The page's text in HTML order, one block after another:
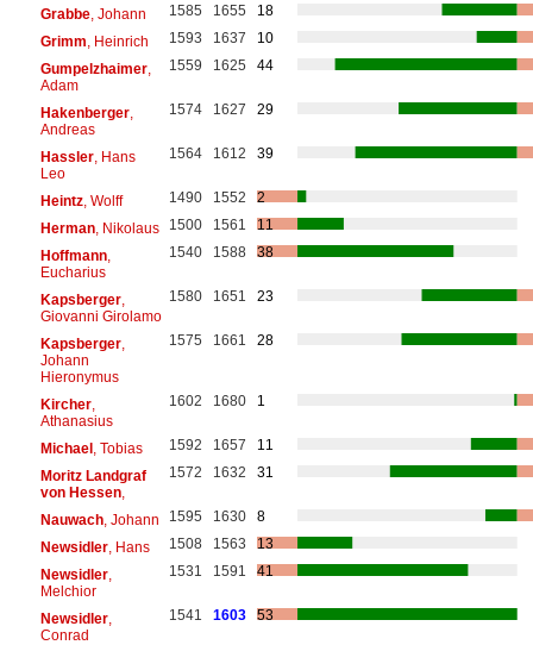
Grabbe, Johann 1585 1655
18
Grimm , Heinrich 1593 1637
10
Gumpelzhaimer,
Adam
1559 1625 44
Hakenberger,
Andreas
1574 1627 29
Hassler, Hans
Leo
1564 1612 39
Heintz, Wolff 1490 1552
2
Herman, Nikolaus 1500 1561
11
Hoffmann,
Eucharius
1540 1588 38
Kapsberger,
Giovanni Girolamo
1580 1651 23
Kapsberger,
Johann
Hieronymus
1575 1661 28
Kircher,
Athanasius
1602 1680 1
Michael, Tobias 1592 1657
11
Moritz Landgraf
von Hessen,
1572 1632 31
Nauwach, Johann 1595 1630
8
Newsidler, Hans 1508 1563
13
Newsidler,
Melchior
1531 1591 41
Newsidler,
Conrad
1541 1603 53